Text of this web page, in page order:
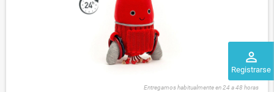
perm_identity
Registrarse
Entregamos habitualmente en 24 a 48 horas